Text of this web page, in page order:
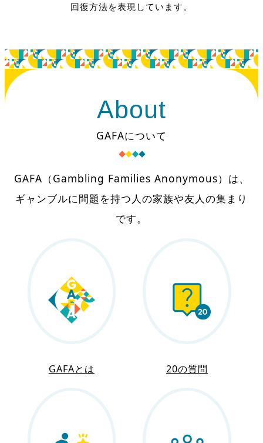
回復方法を表現しています。
About
GAFAについて
GAFA（Gambling Families Anonymous）は、
ギャンブルに問題を持つ人の家族や友人の集まり
です。
GAFAとは 20の質問